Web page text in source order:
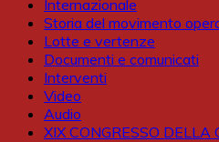
Internazionale
Storia del movimento
Lotte e vertenze
Documenti e comunicati
Interventi
Video
Audio
XIX CONGRESSO DELLA